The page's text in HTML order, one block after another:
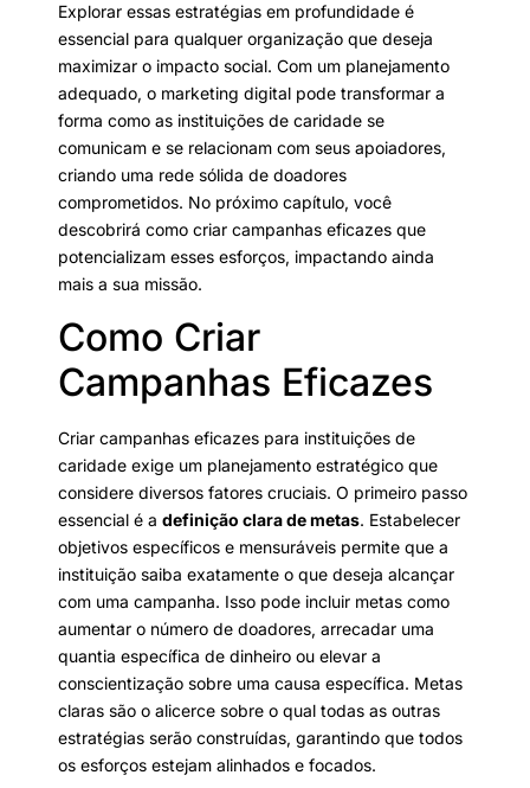
Explorar essas estratégias em profundidade é
essencial para qualquer organização que deseja
maximizar o impacto social. Com um planejamento
adequado, o marketing digital pode transformar a
forma como as instituições de caridade se
comunicam e se relacionam com seus apoiadores,
criando uma rede sólida de doadores
comprometidos. No próximo capítulo, você
descobrirá como criar campanhas eficazes que
potencializam esses esforços, impactando ainda
mais a sua missão.
Como Criar
Campanhas Eficazes
Criar campanhas eficazes para instituições de
caridade exige um planejamento estratégico que
considere diversos fatores cruciais. O primeiro passo
essencial é a definição clara de metas. Estabelecer
objetivos específicos e mensuráveis permite que a
instituição saiba exatamente o que deseja alcançar
com uma campanha. Isso pode incluir metas como
aumentar o número de doadores, arrecadar uma
quantia específica de dinheiro ou elevar a
conscientização sobre uma causa específica. Metas
claras são o alicerce sobre o qual todas as outras
estratégias serão construídas, garantindo que todos
os esforços estejam alinhados e focados.